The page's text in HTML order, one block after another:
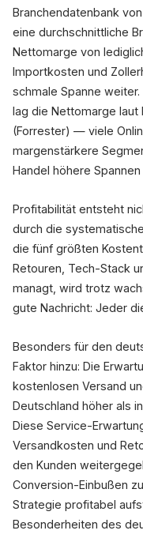
Branchendatenbank
eine durchschnittliche
Nettomarge von
Importkosten und
schmale Spanne
lag die Nettomarge
(Forrester) — viele
margenstärkere
Handel höhere
Profitabilität entsteht
durch die
die fünf größten
Retouren, Tech-Stack
managt, wird trotz
gute Nachricht: Jeder
Besonders für den
Faktor hinzu: Die
kostenlosen Versand
Deutschland höher als
Diese Service-
Versandkosten und
den Kunden
Conversion-Einbußen
Strategie profitabel
Besonderheiten des